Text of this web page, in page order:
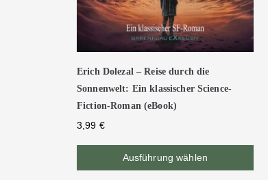
Erich Dolezal – Reise durch die
Sonnenwelt: Ein klassischer Science-
Fiction-Roman (eBook)
3,99 €
Ausführung wählen